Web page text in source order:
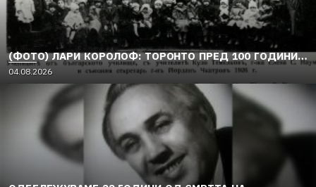
(ФОТО) ЛАРИ КОРОЛОФ: ТОРОНТО ПРЕД 100 ГОДИНИ…
04.08.2026